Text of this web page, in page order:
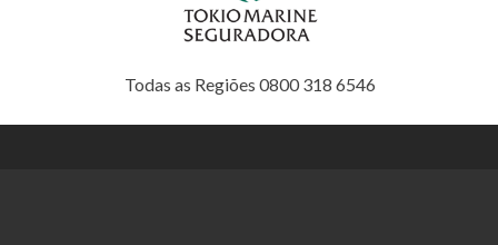
Todas as Regiões 0800 318 6546